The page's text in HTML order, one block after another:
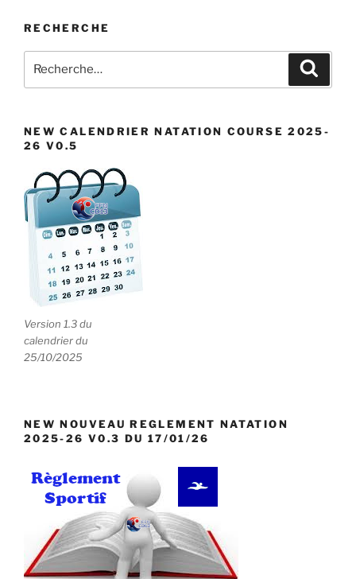
RECHERCHE
pour
NEW CALENDRIER NATATION COURSE 2025-
26 V0.5
Version 1.3 du
calendrier du
25/10/2025
NEW NOUVEAU REGLEMENT NATATION
2025-26 V0.3 DU 17/01/26